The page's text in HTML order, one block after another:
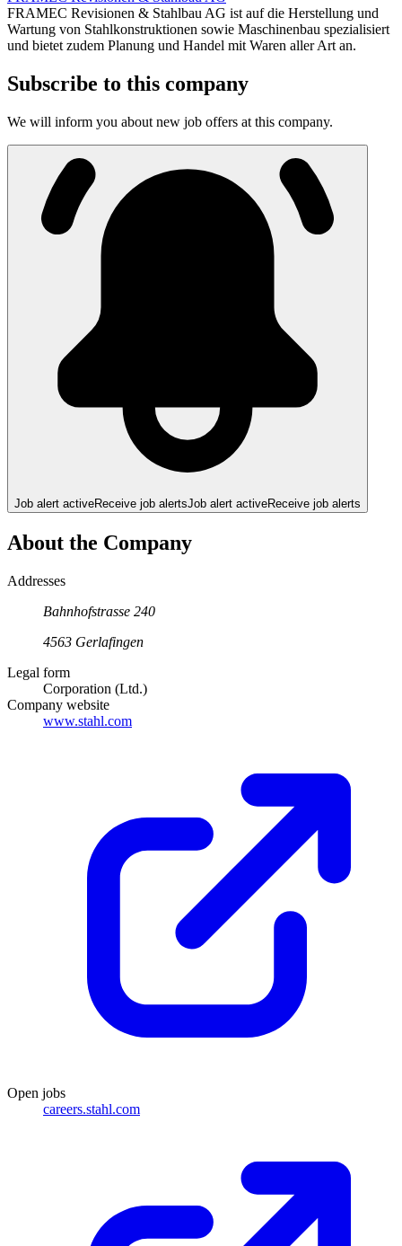
FRAMEC Revisionen & Stahlbau AG ist auf die Herstellung und
Wartung von Stahlkonstruktionen sowie Maschinenbau spezialisiert
und bietet zudem Planung und Handel mit Waren aller Art an.
Subscribe to this company
We will inform you about new job offers at this company.
Job alert activeReceive job alertsJob alert activeReceive job alerts
About the Company
Addresses
Bahnhofstrasse 240
4563 Gerlafingen
Legal form
Corporation (Ltd.)
Company website
www.stahl.com
Open jobs
careers.stahl.com